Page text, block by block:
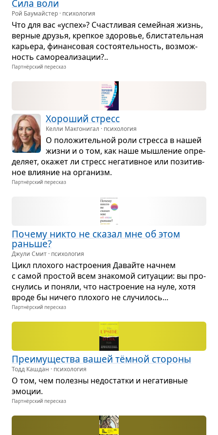
Сила воли
Рой Баумайстер · психология
Что для вас «успех»? Счаст­ли­вая семей­ная жизнь,
вер­ные дру­зья, креп­кое здо­ро­вье, бли­ста­тель­ная
карьера, финан­со­вая состо­я­тель­ность, воз­мож­
ность само­ре­а­ли­за­ции?..
Партнёрский пересказ
Хоро­ший стресс
Келли Макгонигал · психология
О поло­жи­тель­ной роли стресса в нашей
жизни и о том, как наше мыш­ле­ние опре­
де­ляет, ока­жет ли стресс нега­тив­ное или пози­тив­
ное вли­я­ние на орга­низм.
Партнёрский пересказ
Почему никто не ска­зал мне об этом
раньше?
Джули Смит · психология
Цикл пло­хого настро­е­ния Давайте начнем
с самой про­стой всем зна­ко­мой ситу­а­ции: вы про­
сну­лись и поняли, что настро­е­ние на нуле, хотя
вроде бы ничего пло­хого не слу­чи­лось...
Партнёрский пересказ
Пре­иму­ще­ства вашей тём­ной сто­роны
Тодд Кашдан · психология
О том, чем полезны недо­статки и нега­тив­ные
эмо­ции.
Партнёрский пересказ